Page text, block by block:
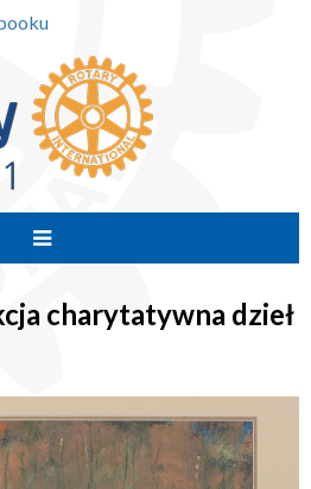
treści
charytatywna dzieł